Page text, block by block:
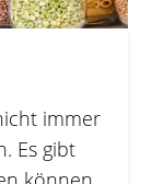
immer
Es gibt